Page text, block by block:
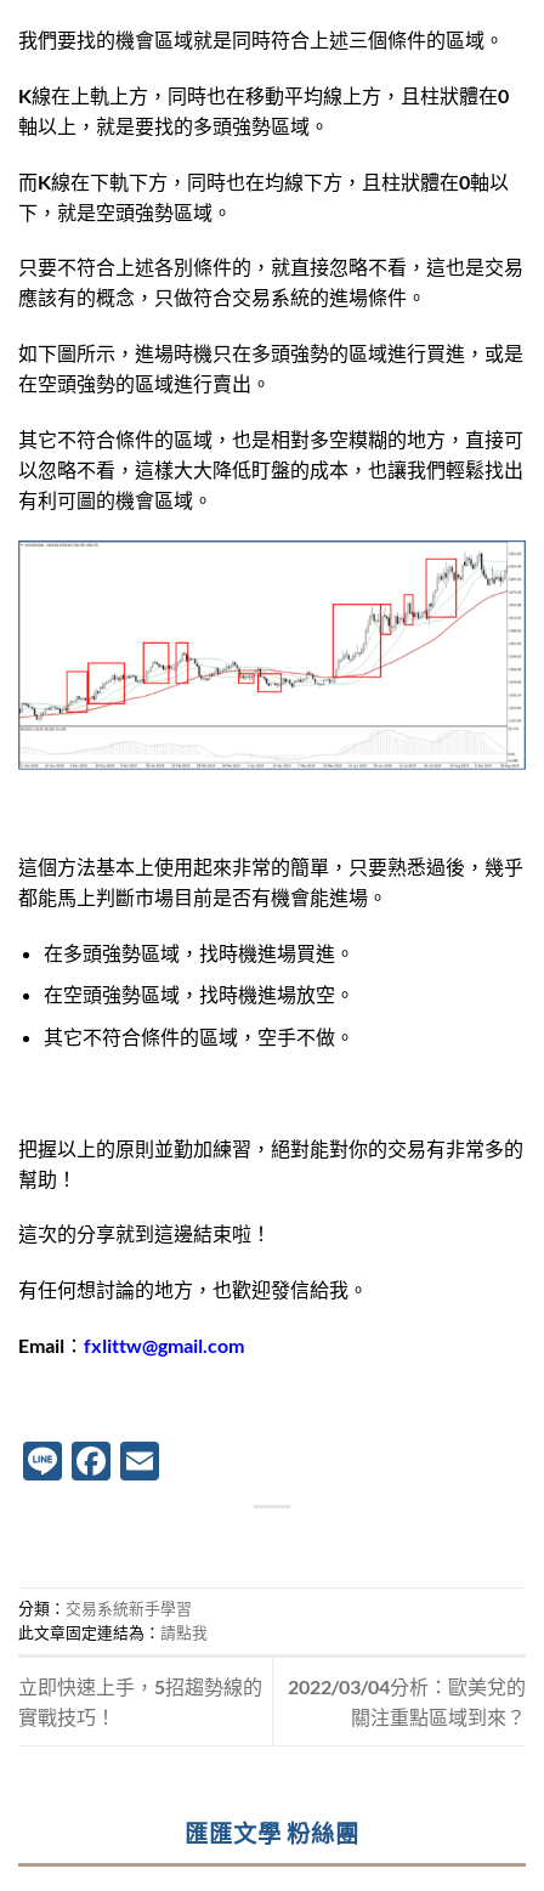
我們要找的機會區域就是同時符合上述三個條件的區域。
K線在上軌上方，同時也在移動平均線上方，且柱狀體在0
軸以上，就是要找的多頭強勢區域。
而K線在下軌下方，同時也在均線下方，且柱狀體在0軸以
下，就是空頭強勢區域。
只要不符合上述各別條件的，就直接忽略不看，這也是交易
應該有的概念，只做符合交易系統的進場條件。
如下圖所示，進場時機只在多頭強勢的區域進行買進，或是
在空頭強勢的區域進行賣出。
其它不符合條件的區域，也是相對多空糢糊的地方，直接可
以忽略不看，這樣大大降低盯盤的成本，也讓我們輕鬆找出
有利可圖的機會區域。
這個方法基本上使用起來非常的簡單，只要熟悉過後，幾乎
都能馬上判斷市場目前是否有機會能進場。
在多頭強勢區域，找時機進場買進。
在空頭強勢區域，找時機進場放空。
其它不符合條件的區域，空手不做。
把握以上的原則並勤加練習，絕對能對你的交易有非常多的
幫助！
這次的分享就到這邊結束啦！
有任何想討論的地方，也歡迎發信給我。
Email： fxlittw@gmail.com
LineFacebook
分類： 交易系統新手學習
此文章固定連結為： 請點我
立即快速上手，5招趨勢線的
實戰技巧！
2022/03/04分析：歐美兌的
關注重點區域到來？
匯匯文學 粉絲團